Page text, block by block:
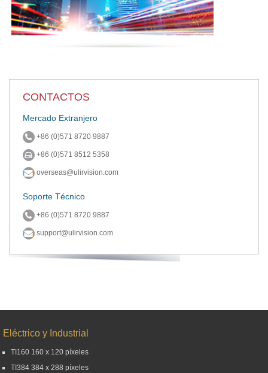
CONTACTOS
Mercado Extranjero
+86 (0)571 8720 9887
+86 (0)571 8512 5358
overseas@ulirvision.com
Soporte Técnico
+86 (0)571 8720 9887
support@ulirvision.com
Eléctrico y Industrial
TI160 160 x 120 píxeles
TI384 384 x 288 píxeles